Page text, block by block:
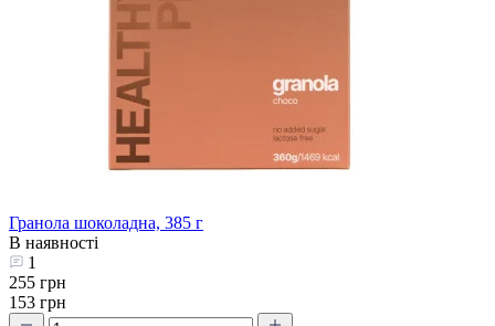
Гранола шоколадна, 385 г
В наявності
1
255 грн
153 грн